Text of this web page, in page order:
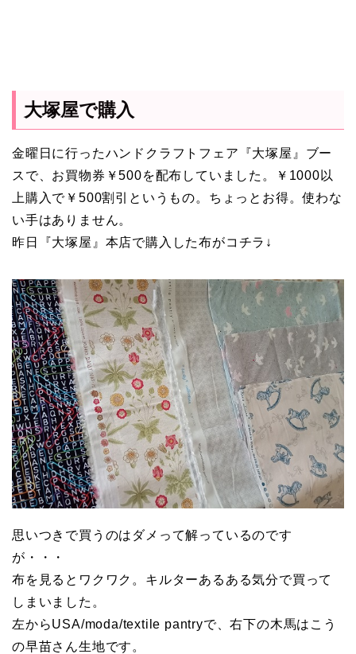
大塚屋で購入
金曜日に行ったハンドクラフトフェア『大塚屋』ブー
スで、お買物券￥500を配布していました。￥1000以
上購入で￥500割引というもの。ちょっとお得。使わな
い手はありません。
昨日『大塚屋』本店で購入した布がコチラ↓
思いつきで買うのはダメって解っているのです
が・・・
布を見るとワクワク。キルターあるある気分で買って
しまいました。
左からUSA/moda/textile pantryで、右下の木馬はこう
の早苗さん生地です。